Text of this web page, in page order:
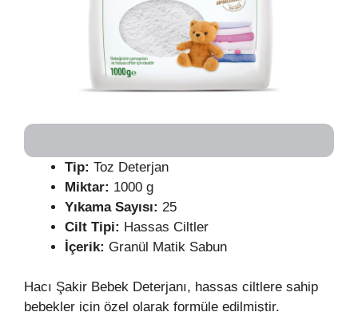
Tip: Toz Deterjan
Miktar: 1000 g
Yıkama Sayısı: 25
Cilt Tipi: Hassas Ciltler
İçerik: Granül Matik Sabun
Hacı Şakir Bebek Deterjanı, hassas ciltlere sahip
bebekler için özel olarak formüle edilmiştir.